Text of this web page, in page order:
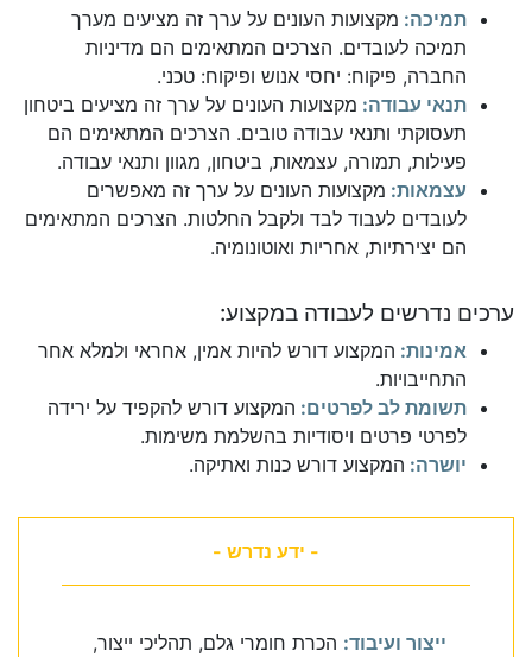
תמיכה: מקצועות העונים על ערך זה מציעים מערך
תמיכה לעובדים. הצרכים המתאימים הם מדיניות
החברה, פיקוח: יחסי אנוש ופיקוח: טכני.
תנאי עבודה: מקצועות העונים על ערך זה מציעים ביטחון
תעסוקתי ותנאי עבודה טובים. הצרכים המתאימים הם
פעילות, תמורה, עצמאות, ביטחון, מגוון ותנאי עבודה.
עצמאות: מקצועות העונים על ערך זה מאפשרים
לעובדים לעבוד לבד ולקבל החלטות. הצרכים המתאימים
הם יצירתיות, אחריות ואוטונומיה.
ערכים נדרשים לעבודה במקצוע:
אמינות: המקצוע דורש להיות אמין, אחראי ולמלא אחר
התחייבויות.
תשומת לב לפרטים: המקצוע דורש להקפיד על ירידה
לפרטי פרטים ויסודיות בהשלמת משימות.
יושרה: המקצוע דורש כנות ואתיקה.
- ידע נדרש -
ייצור ועיבוד: הכרת חומרי גלם, תהליכי ייצור,